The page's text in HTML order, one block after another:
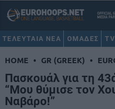
ΤΕΛΕΥΤΑΙΑ ΝΕΑ ΟΜΑΔΕΣ TV
HOME • GR (GREEK) •
Πασκουάλ για τη
“Μου θύμισε τον
Ναβάρο!”